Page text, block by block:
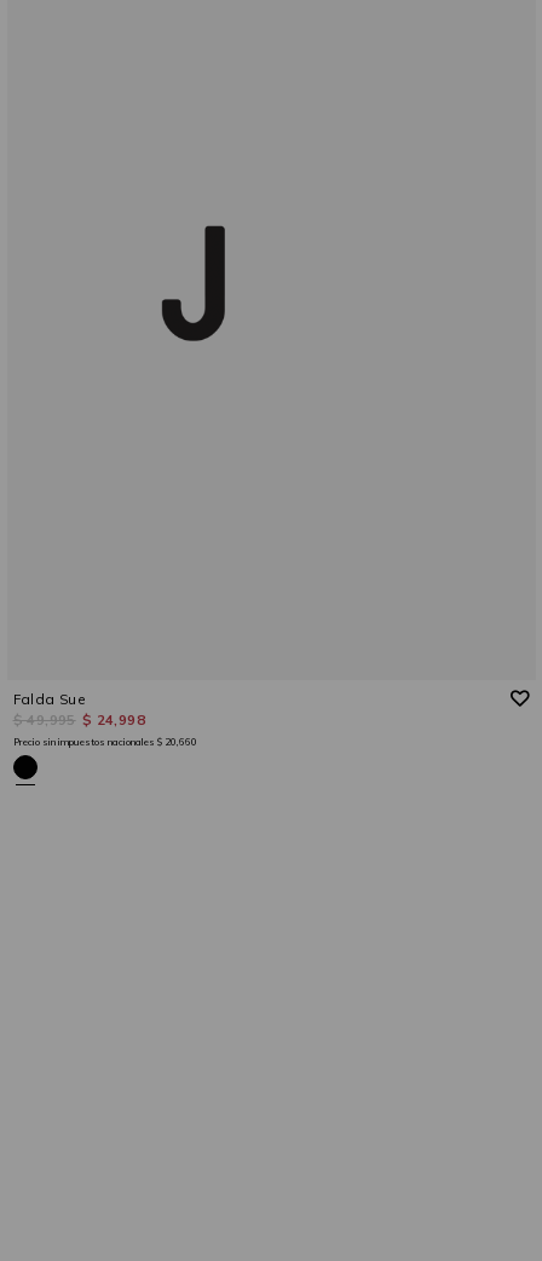
Falda Sue
$ 49,995 $ 24,998
Precio sin impuestos nacionales $ 20,660